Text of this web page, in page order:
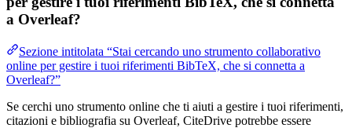
a Overleaf?
Sezione intitolata “Stai cercando uno strumento collaborativo
online per gestire i tuoi riferimenti BibTeX, che si connetta a
Overleaf?”
Se cerchi uno strumento online che ti aiuti a gestire i tuoi riferimenti,
citazioni e bibliografia su Overleaf, CiteDrive potrebbe essere